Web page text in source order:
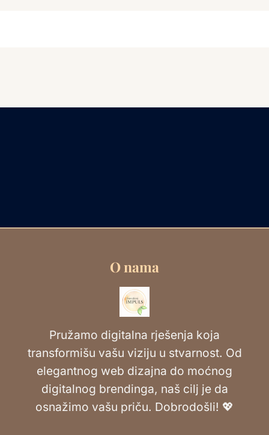
O nama
Pružamo digitalna rješenja koja
transformišu vašu viziju u stvarnost. Od
elegantnog web dizajna do moćnog
digitalnog brendinga, naš cilj je da
osnažimo vašu priču. Dobrodošli! 💖